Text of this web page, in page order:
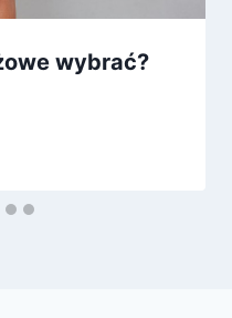
wybrać?